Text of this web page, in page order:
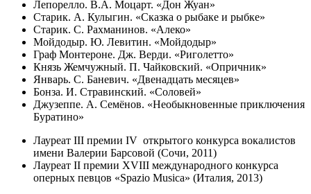
Лепорелло. В.А. Моцарт. «Дон Жуан»
Старик. А. Кулыгин. «Сказка о рыбаке и рыбке»
Старик. С. Рахманинов. «Алеко»
Мойдодыр. Ю. Левитин. «Мойдодыр»
Граф Монтероне. Дж. Верди. «Риголетто»
Князь Жемчужный. П. Чайковский. «Опричник»
Январь. С. Баневич. «Двенадцать месяцев»
Бонза. И. Стравинский. «Соловей»
Джузеппе. А. Семёнов. «Необыкновенные приключения
Буратино»
Лауреат III премии IV открытого конкурса вокалистов
имени Валерии Барсовой (Сочи, 2011)
Лауреат II премии XVIII международного конкурса
оперных певцов «Spazio Musica» (Италия, 2013)